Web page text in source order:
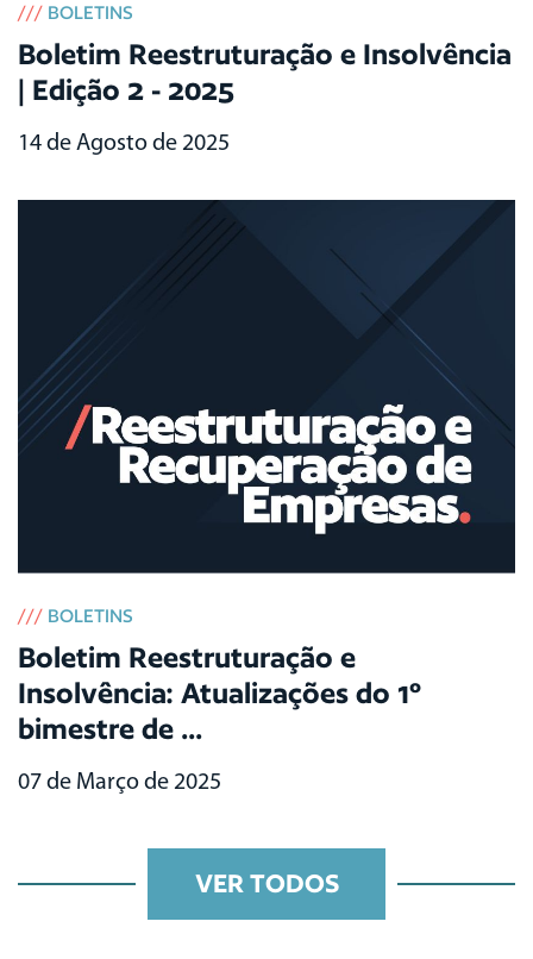
/// BOLETINS
Boletim Reestruturação e Insolvência
| Edição 2 - 2025
14 de Agosto de 2025
/// BOLETINS
Boletim Reestruturação e
Insolvência: Atualizações do 1º
bimestre de ...
07 de Março de 2025
VER TODOS